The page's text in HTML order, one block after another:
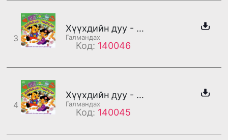
3
Хүүхдийн дуу - Миний гутал
Галмандах
Код: 140046
4
Хүүхдийн дуу - Зүүдний чингис
Галмандах
Код: 140045